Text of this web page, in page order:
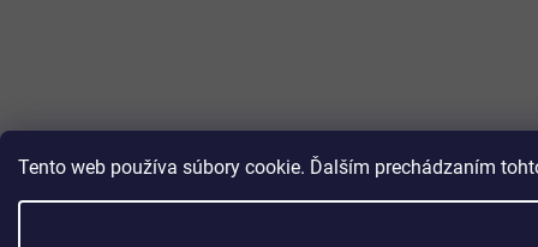
Tento web používa súbory cookie. Ďalším prechádzaním